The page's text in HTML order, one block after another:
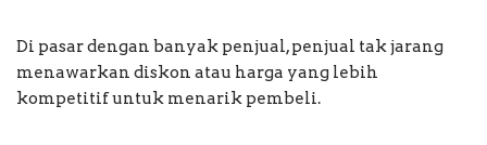
Di pasar dengan banyak penjual, penjual tak jarang
menawarkan diskon atau harga yang lebih
kompetitif untuk menarik pembeli.